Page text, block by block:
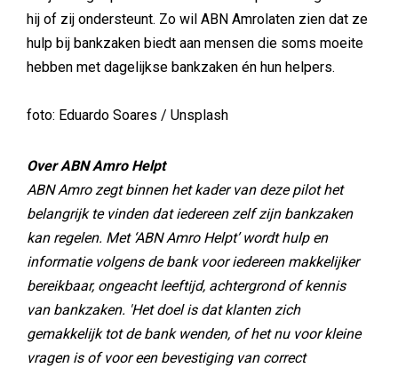
hij of zij ondersteunt. Zo wil ABN Amrolaten zien dat ze
hulp bij bankzaken biedt aan mensen die soms moeite
hebben met dagelijkse bankzaken én hun helpers.
foto: Eduardo Soares / Unsplash
Over ABN Amro Helpt
ABN Amro zegt binnen het kader van deze pilot het
belangrijk te vinden dat iedereen zelf zijn bankzaken
kan regelen. Met ‘ABN Amro Helpt’ wordt hulp en
informatie volgens de bank voor iedereen makkelijker
bereikbaar, ongeacht leeftijd, achtergrond of kennis
van bankzaken. 'Het doel is dat klanten zich
gemakkelijk tot de bank wenden, of het nu voor kleine
vragen is of voor een bevestiging van correct